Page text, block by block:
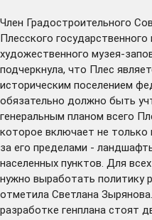
Член Градостроительного
Плесского
художественного музея-
подчеркнула, что Плес
историческим поселением
обязательно должно быть
генеральным планом всего
которое включает не
за его пределами -
населенных пунктов. Для
нужно выработать политику
отметила Светлана
разработке генплана стоят